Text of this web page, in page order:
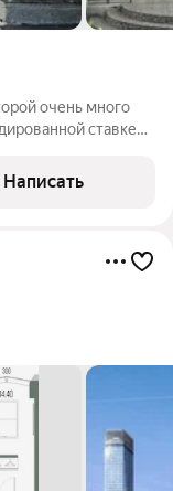
очень много
ставке
ремонт уже
Написать